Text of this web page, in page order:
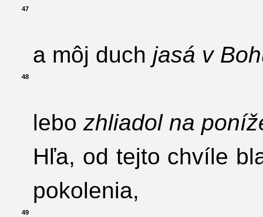
47
a môj duchjasá v
48
lebozhliadol na
Hľa, od tejto chvíle
pokolenia,
49